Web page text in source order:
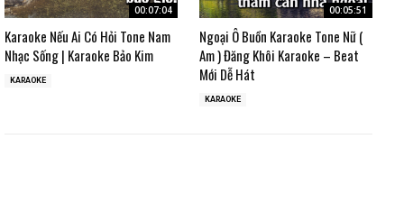
00:07:04
Karaoke Nếu Ai Có Hỏi Tone Nam
Nhạc Sống | Karaoke Bảo Kim
KARAOKE
00:05:51
Ngoại Ô Buồn Karaoke Tone Nữ (
Am ) Đăng Khôi Karaoke – Beat
Mới Dễ Hát
KARAOKE